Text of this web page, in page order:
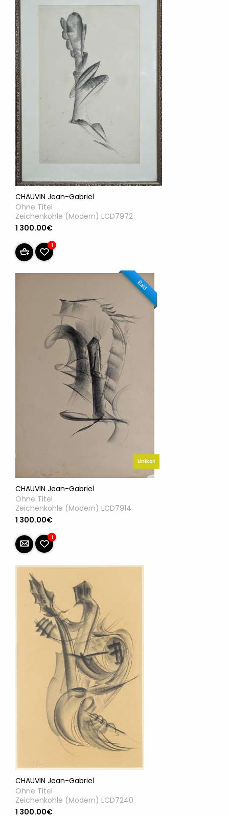
CHAUVIN Jean-Gabriel
Ohne Titel
Zeichenkohle (Modern) LCD7972
1 300.00€
1
Bald
Unikat
CHAUVIN Jean-Gabriel
Ohne Titel
Zeichenkohle (Modern) LCD7914
1 300.00€
1
CHAUVIN Jean-Gabriel
Ohne Titel
Zeichenkohle (Modern) LCD7240
1 300.00€